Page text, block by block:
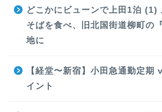
どこかにビューンで上田1泊 (1)
そばを食べ、旧北国街道柳町の
地に
【経堂〜新宿】小田急通勤定期
イント